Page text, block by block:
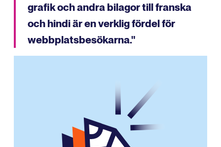
grafik och andra bilagor till franska
och hindi är en verklig fördel för
webbplatsbesökarna."